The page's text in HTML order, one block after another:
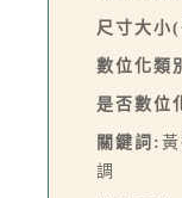
尺寸大
數位化類
是否數位
關鍵詞:
調